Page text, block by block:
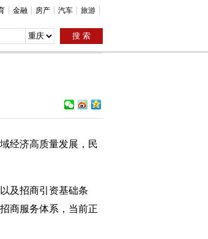
金融 房产 汽车 旅游
经济高质量发展，民
及招商引资基础条
商服务体系，当前正